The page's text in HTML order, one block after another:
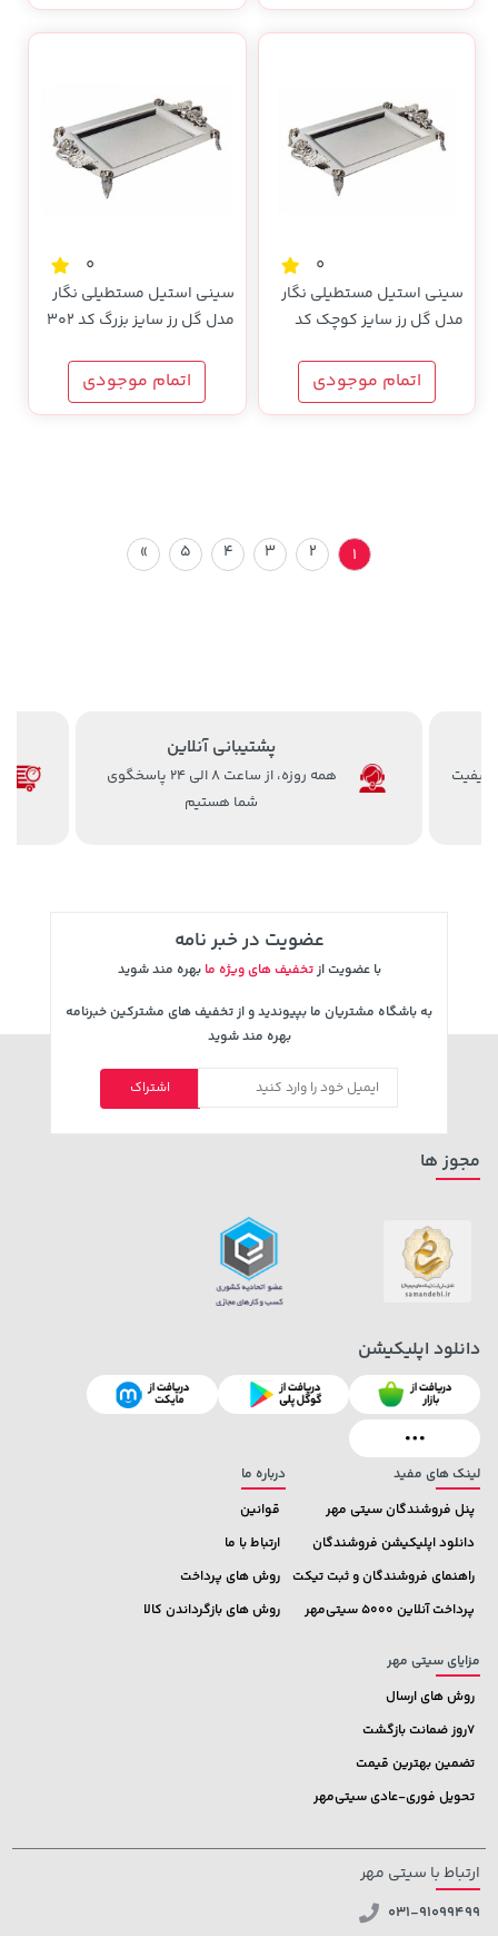
0
سینی استیل مستطیلی نگار
مدل گل رز سایز کوچک کد
اتمام موجودی
0
سینی استیل مستطیلی نگار
مدل گل رز سایز بزرگ کد 302
اتمام موجودی
1
2
3
4
5
»
کیفیت
پشتیبانی آنلاین
همه روزه، از ساعت 8 الی 24 پاسخگوی
شما هستیم
عضویت در خبر نامه
با عضویت ازتخفیف های ویژه ما بهره مند شوید
به باشگاه مشتریان ما بپیوندید و از تخفیف های مشترکین خبرنامه
بهره مند شوید
اشتراک
لینک های مفید
پنل فروشندگان سیتی مهر
دانلود اپلیکیشن فروشندگان
راهنمای فروشندگان و ثبت تیکت
پرداخت آنلاین 5000 سیتی‌مهر
درباره ما
قوانین
ارتباط با ما
روش های پرداخت
روش های بازگرداندن کالا
مزایای سیتی مهر
روش های ارسال
7روز ضمانت بازگشت
تضمین بهترین قیمت
تحویل فوری-عادی سیتی‌مهر
مجوز ها
دانلود اپلیکیشن
ارتباط با سیتی مهر
031-91099499